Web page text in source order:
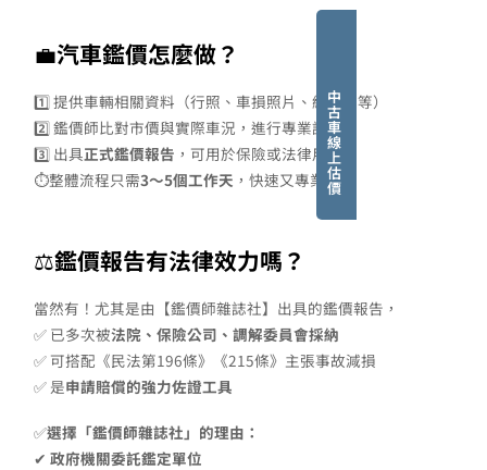
中
古
車
線
上
估
價
💼汽車鑑價怎麼做？
1️⃣ 提供車輛相關資料（行照、車損照片、維修單等）
2️⃣ 鑑價師比對市價與實際車況，進行專業評估
3️⃣ 出具正式鑑價報告 ，可用於保險或法律用途
⏱️整體流程只需3～5個工作天 ，快速又專業！
⚖️鑑價報告有法律效力嗎？
當然有！尤其是由【鑑價師雜誌社】出具的鑑價報告，
✅ 已多次被法院、保險公司、調解委員會採納
✅ 可搭配《民法第196條》《215條》主張事故減損
✅ 是申請賠償的強力佐證工具
✅選擇「鑑價師雜誌社」的理由：
✔ 政府機關委託鑑定單位